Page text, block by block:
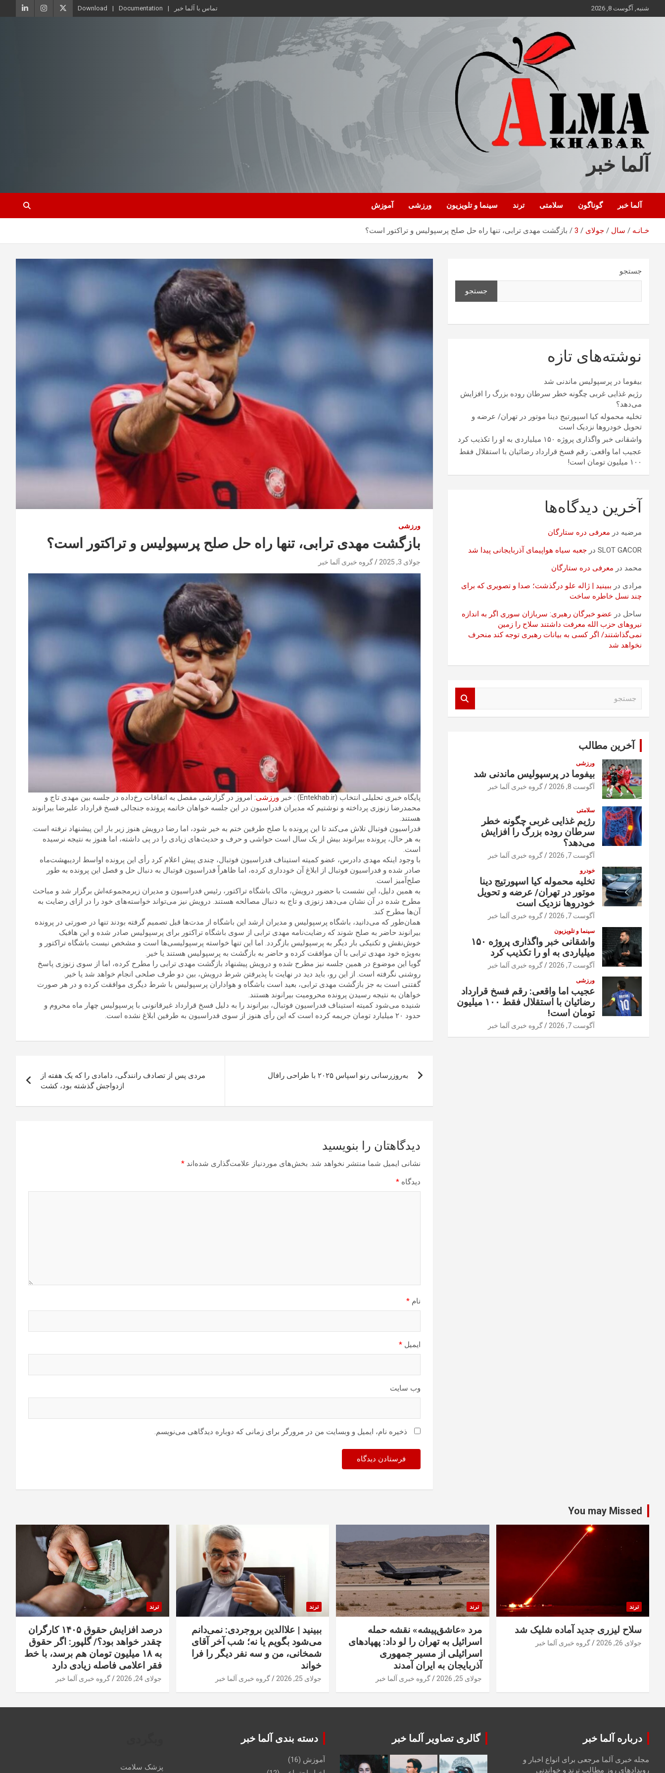
محتوا
شنبه, آگوست 8, 2026 تماس با آلما خبر Documentation
Download
آلما خبر
آلما خبر گوناگون سلامتی ترند سینما و تلویزیون ورزشی آموزش
خـانـه سال جولای 3 بازگشت مهدی ترابی، تنها راه حل صلح پرسپولیس و تراکتور است؟
ورزشی
بازگشت مهدی ترابی، تنها راه حل صلح پرسپولیس و تراکتور است؟
جولای 3, 2025 گروه خبری آلما خبر
پایگاه خبری تحلیلی انتخاب (Entekhab.ir) : خبر ورزشی: امروز در گزارشی مفصل به اتفاقات رخ‌داده در جلسه بین مهدی تاج و
محمدرضا زنوزی پرداخته و نوشتیم که مدیران فدراسیون در این جلسه خواهان خاتمه پرونده جنجالی فسخ قرارداد علیرضا بیرانوند
هستند.
فدراسیون فوتبال تلاش می‌کند تا این پرونده با صلح طرفین ختم به خیر شود، اما رضا درویش هنوز زیر بار این پیشنهاد نرفته است.
به هر حال، پرونده بیرانوند بیش از یک سال است حواشی و حرف و حدیث‌های زیادی را در پی داشته، اما هنوز به نتیجه نرسیده
است.
با وجود اینکه مهدی دادرس، عضو کمیته استیناف فدراسیون فوتبال، چندی پیش اعلام کرد رأی این پرونده اواسط اردیبهشت‌ماه
صادر شده و فدراسیون فوتبال از ابلاغ آن خودداری کرده، اما ظاهراً فدراسیون فوتبال به دنبال حل و فصل این پرونده به طور
صلح‌آمیز است.
به همین دلیل، این نشست با حضور درویش، مالک باشگاه تراکتور، رئیس فدراسیون و مدیران زیرمجموعه‌اش برگزار شد و مباحث
مطرح شده در آن نشان می‌دهد زنوزی و تاج به دنبال مصالحه هستند. درویش نیز می‌تواند خواسته‌های خود را در ازای رضایت به
آن‌ها مطرح کند.
همان‌طور که می‌دانید، باشگاه پرسپولیس و مدیران ارشد این باشگاه از مدت‌ها قبل تصمیم گرفته بودند تنها در صورتی در پرونده
بیرانوند حاضر به صلح شوند که رضایت‌نامه مهدی ترابی از سوی باشگاه تراکتور برای پرسپولیس صادر شده و این هافبک
خوش‌نقش و تکنیکی بار دیگر به پرسپولیس بازگردد. اما این تنها خواسته پرسپولیسی‌ها است و مشخص نیست باشگاه تراکتور و
به‌ویژه خود مهدی ترابی با آن موافقت کرده و حاضر به بازگشت به پرسپولیس هستند یا خیر.
گویا این موضوع در همین جلسه نیز مطرح شده و درویش پیشنهاد بازگشت مهدی ترابی را مطرح کرده، اما از سوی زنوزی پاسخ
روشنی نگرفته است. از این رو، باید دید در نهایت با پذیرفتن شرط درویش، بین دو طرف صلحی انجام خواهد شد یا خیر.
گفتنی است به جز بازگشت مهدی ترابی، بعید است باشگاه و هواداران پرسپولیس با شرط دیگری موافقت کرده و در هر صورت
خواهان به نتیجه رسیدن پرونده محرومیت بیرانوند هستند.
شنیده می‌شود کمیته استیناف فدراسیون فوتبال، بیرانوند را به دلیل فسخ قرارداد غیرقانونی با پرسپولیس چهار ماه محروم و
حدود ۲۰ میلیارد تومان جریمه کرده است که این رأی هنوز از سوی فدراسیون به طرفین ابلاغ نشده است.
نوشته
به‌روزرسانی رنو اسپاس ۲۰۲۵ با طراحی رافال
مردی پس از تصادف رانندگی، دامادی را که یک هفته از
ازدواجش گذشته بود، کشت
دیدگاهتان را بنویسید
نشانی ایمیل شما منتشر نخواهد شد. بخش‌های موردنیاز علامت‌گذاری شده‌اند *
دیدگاه *
نام *
ایمیل *
وب‌ سایت
ذخیره نام، ایمیل و وبسایت من در مرورگر برای زمانی که دوباره دیدگاهی می‌نویسم.
جستجو
جستجو
نوشته‌های تازه
بیفوما در پرسپولیس ماندنی شد
رژیم غذایی غربی چگونه خطر سرطان روده بزرگ را افزایش
می‌دهد؟
تخلیه محموله کیا اسپورتیج دینا موتور در تهران/ عرضه و
تحویل خودروها نزدیک است
واشقانی خبر واگذاری پروژه ۱۵۰ میلیاردی به او را تکذیب کرد
عجیب اما واقعی: رقم فسخ قرارداد رضائیان با استقلال فقط
۱۰۰ میلیون تومان است!
آخرین دیدگاه‌ها
مرضیه در معرفی دره ستارگان
SLOT GACOR در جعبه سیاه هواپیمای آذربایجانی پیدا شد
محمد در معرفی دره ستارگان
مرادی در ببینید | ژاله علو درگذشت؛ صدا و تصویری که برای
چند نسل خاطره ساخت
ساحل در عضو خبرگان رهبری: سربازان سوری اگر به اندازه
نیروهای حزب الله معرفت داشتند سلاح را زمین
نمی‌گذاشتند/ اگر کسی به بیانات رهبری توجه کند منحرف
نخواهد شد
آخرین مطالب
ورزشی
بیفوما در پرسپولیس ماندنی شد
آگوست 8, 2026 گروه خبری آلما خبر
سلامتی
رژیم غذایی غربی چگونه خطر
سرطان روده بزرگ را افزایش
می‌دهد؟
آگوست 7, 2026 گروه خبری آلما خبر
خودرو
تخلیه محموله کیا اسپورتیج دینا
موتور در تهران/ عرضه و تحویل
خودروها نزدیک است
آگوست 7, 2026 گروه خبری آلما خبر
سینما و تلویزیون
واشقانی خبر واگذاری پروژه ۱۵۰
میلیاردی به او را تکذیب کرد
آگوست 7, 2026 گروه خبری آلما خبر
ورزشی
عجیب اما واقعی: رقم فسخ قرارداد
رضائیان با استقلال فقط ۱۰۰ میلیون
تومان است!
آگوست 7, 2026 گروه خبری آلما خبر
You may Missed
ترند
سلاح لیزری جدید آماده شلیک شد
جولای 26, 2026 گروه خبری آلما خبر
ترند
مرد «عاشق‌پیشه» نقشه حمله
اسرائیل به تهران را لو داد: پهپادهای
اسرائیلی از مسیر جمهوری
آذربایجان به ایران آمدند
جولای 25, 2026 گروه خبری آلما خبر
ترند
ببینید | علاالدین بروجردی: نمی‌دانم
می‌شود بگویم یا نه؛ شب آخر آقای
شمخانی، من و سه نفر دیگر را فرا
خواند
جولای 25, 2026 گروه خبری آلما خبر
ترند
درصد افزایش حقوق ۱۴۰۵ کارگران
چقدر خواهد بود؟/ گلپور: اگر حقوق
به ۱۸ میلیون تومان هم برسد، با خط
فقر اعلامی فاصله زیادی دارد
جولای 24, 2026 گروه خبری آلما خبر
درباره آلما خبر
مجله خبری آلما مرجعی برای انواع اخبار و
رویدادهای روز مطالب ترند و خواندنی
گالری تصاویر آلما خبر دسته بندی آلما خبر
آموزش (16)
پزشک سلامت